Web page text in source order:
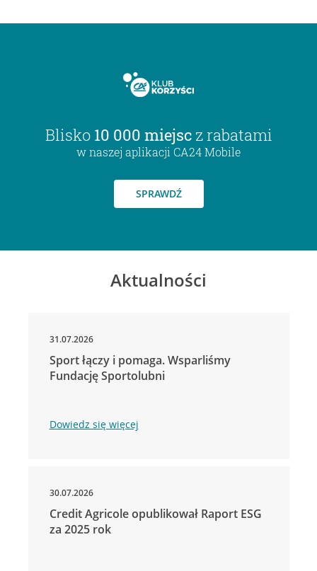
Blisko 10 000 miejsc z rabatami
w naszej aplikacji CA24 Mobile
SPRAWDŹ
Aktualności
31.07.2026
Sport łączy i pomaga. Wsparliśmy
Fundację Sportolubni
Dowiedz się więcej
30.07.2026
Credit Agricole opublikował Raport ESG
za 2025 rok